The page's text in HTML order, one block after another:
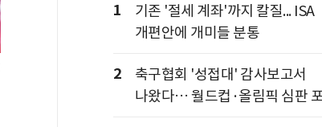
1
기존 '절세 계좌'까지 칼질... ISA
개편안에 개미들 분통
2
축구협회 '성접대' 감사보고서
나왔다… 월드컵·올림픽 심판